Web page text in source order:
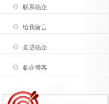
联系临企
给我留言
走进临企
临企博客